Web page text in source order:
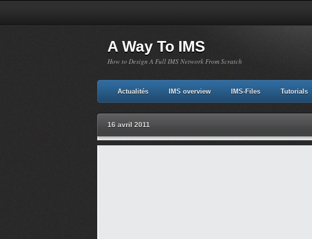
A Way To IMS
How to Design A Full IMS Network From Scratch
Actualités IMS overview IMS-Files Tutorials
16 avril 2011